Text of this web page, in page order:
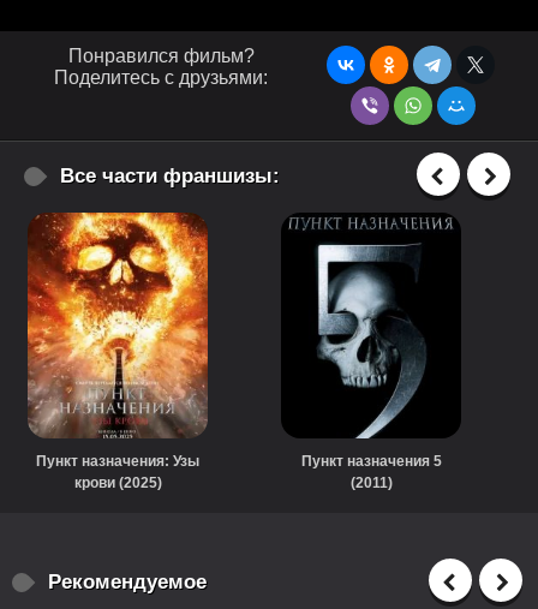
Понравился фильм?
Поделитесь с друзьями:
Все части франшизы:
Пункт назначения: Узы
крови (2025)
Пункт назначения 5
(2011)
Рекомендуемое